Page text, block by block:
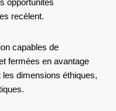
opportunités
recèlent.
capables de
fermées en avantage
dimensions éthiques,